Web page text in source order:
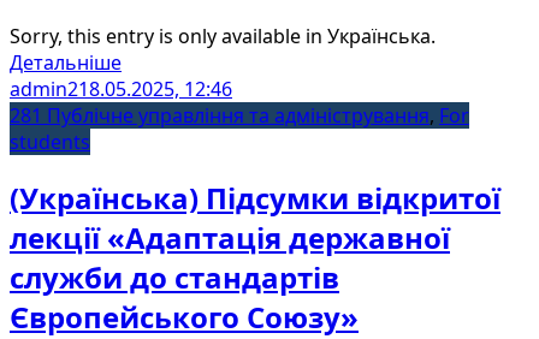
Sorry, this entry is only available in Українська.
Детальніше
admin218.05.2025, 12:46
281 Публічне управління та адміністрування, For
students
(Українська) Підсумки відкритої
лекції «Адаптація державної
служби до стандартів
Європейського Союзу»